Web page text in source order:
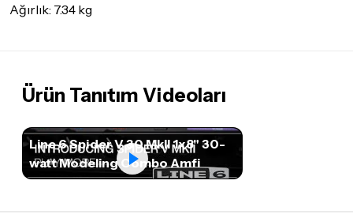
Ağırlık: 7.34 kg
Ürün Tanıtım Videoları
Line 6 Spider V 30 MkII 1x8" 30-
watt Modeling Combo Amfi